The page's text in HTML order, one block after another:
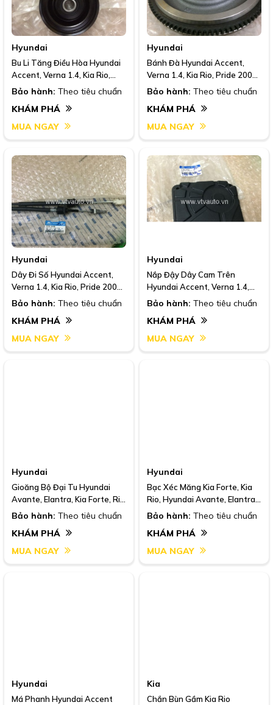
Hyundai
Bu Li Tăng Điều Hòa Hyundai
Accent, Verna 1.4, Kia Rio,
Pride 2008, 97834 29010
Bảo hành: Theo tiêu chuẩn
KHÁM PHÁ
MUA NGAY
Hyundai
Bánh Đà Hyundai Accent,
Verna 1.4, Kia Rio, Pride 2008,
23200 26101
Bảo hành: Theo tiêu chuẩn
KHÁM PHÁ
MUA NGAY
Hyundai
Dây Đi Số Hyundai Accent,
Verna 1.4, Kia Rio, Pride 2008,
43794 1G100
Bảo hành: Theo tiêu chuẩn
KHÁM PHÁ
MUA NGAY
Hyundai
Nắp Đậy Dây Cam Trên
Hyundai Accent, Verna 1.4,
Kia Rio, Pride 2008-, 21360
Bảo hành: Theo tiêu chuẩn
KHÁM PHÁ
MUA NGAY
Hyundai
Gioăng Bộ Đại Tu Hyundai
Avante, Elantra, Kia Forte, Rio
1.6, 209102Ba00
Bảo hành: Theo tiêu chuẩn
KHÁM PHÁ
MUA NGAY
Hyundai
Bạc Xéc Măng Kia Forte, Kia
Rio, Hyundai Avante, Elantra
1.6, 230402B001
Bảo hành: Theo tiêu chuẩn
KHÁM PHÁ
MUA NGAY
Hyundai
Má Phanh Hyundai Accent
Kia
Chắn Bùn Gầm Kia Rio